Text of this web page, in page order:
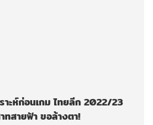
ะห์ก่อนเกม ไทยลีก 2022/23
ทสายฟ้า ขอล้างตา!